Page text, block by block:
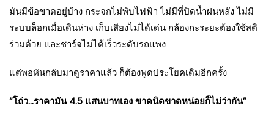
มันมีข้อขาดอยู่บ้าง กระจกไม่พับไฟฟ้า ไม่มีที่ปัดน้ำฝนหลัง ไม่มี
ระบบล็อกเมื่อเดินห่าง เก็บเสียงไม่ได้เด่น กล้องกะระยะต้องใช้สติ
ร่วมด้วย และชาร์จไม่ได้เร็วระดับรถแพง
แต่พอหันกลับมาดูราคาแล้ว ก็ต้องพูดประโยคเดิมอีกครั้ง
“โถ่ว…ราคามัน 4.5 แสนบาทเอง ขาดนิดขาดหน่อยก็ไม่ว่ากัน”